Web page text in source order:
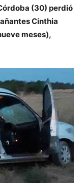
(30) perdió
Cinthia
meses),